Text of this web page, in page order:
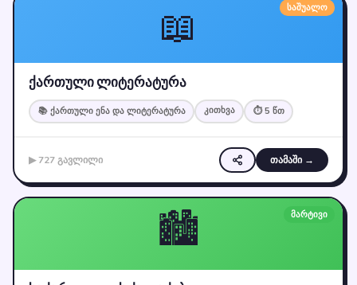
📖 საშუალო
ქართული ლიტერატურა
📚 ქართული ენა და ლიტერატურა კითხვა ⏱ 5 წთ
▶ 727 გავლილი თამაში →
🏙️ მარტივი